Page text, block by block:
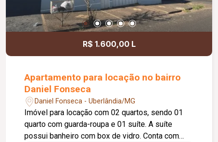
R$ 1.600,00 L
Apartamento para locação no bairro
Daniel Fonseca
Daniel Fonseca - Uberlândia/MG
Imóvel para locação com 02 quartos, sendo 01
quarto com guarda-roupa e 01 suíte. A suíte
possui banheiro com box de vidro. Conta com